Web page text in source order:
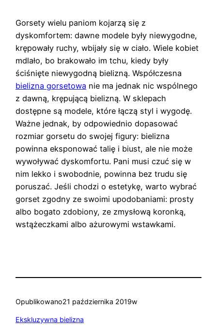
Gorsety wielu paniom kojarzą się z
dyskomfortem: dawne modele były niewygodne,
krępowały ruchy, wbijały się w ciało. Wiele kobiet
mdlało, bo brakowało im tchu, kiedy były
ściśnięte niewygodną bielizną. Współczesna
bielizna gorsetowa nie ma jednak nic wspólnego
z dawną, krępującą bielizną. W sklepach
dostępne są modele, które łączą styl i wygodę.
Ważne jednak, by odpowiednio dopasować
rozmiar gorsetu do swojej figury: bielizna
powinna eksponować talię i biust, ale nie może
wywoływać dyskomfortu. Pani musi czuć się w
nim lekko i swobodnie, powinna bez trudu się
poruszać. Jeśli chodzi o estetykę, warto wybrać
gorset zgodny ze swoimi upodobaniami: prosty
albo bogato zdobiony, ze zmysłową koronką,
wstążeczkami albo ażurowymi wstawkami.
Opublikowano21 października 2019w
Ekskluzywna bielizna